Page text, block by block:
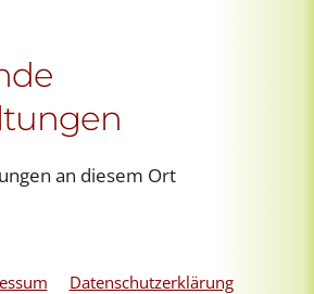
an diesem Ort
Datenschutzerklärung